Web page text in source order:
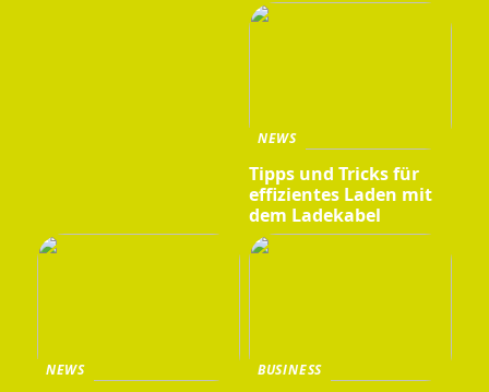
NEWS
Tipps und Tricks für
effizientes Laden mit
dem Ladekabel
NEWS BUSINESS